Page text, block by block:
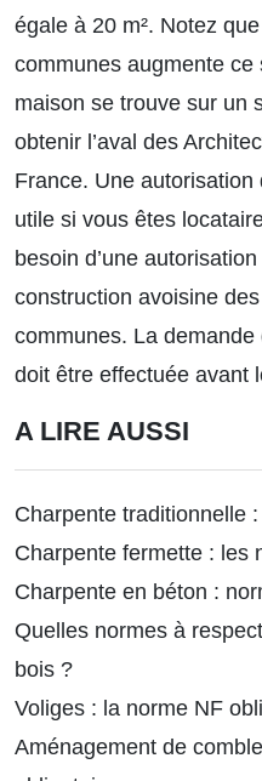
égale à 20 m². Notez
communes augmente ce
maison se trouve sur un
obtenir l’aval des
France. Une
utile si vous êtes
besoin d’une
construction avoisine
communes. La
doit être effectuée avant
A LIRE AUSSI
Charpente traditionnelle
Charpente fermette : les
Charpente en béton :
Quelles normes à
bois ?
Voliges : la norme NF
Aménagement de